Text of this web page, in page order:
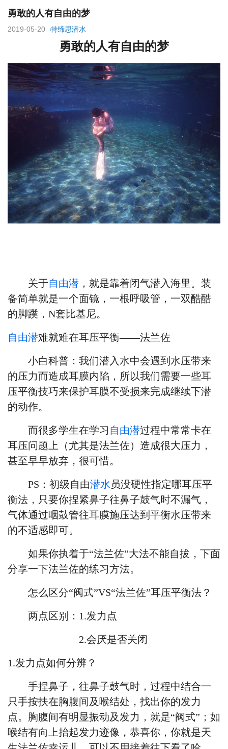
勇敢的人有自由的梦
2019-05-20 特缔思潜水
勇敢的人有自由的梦
关于自由潜 ，就是靠着闭气潜入海里。装
备简单就是一个面镜，一根呼吸管，一双酷酷
的脚蹼， N套比基尼。
自由潜难就难在耳压平衡——法兰佐
小白科普：我们潜入水中会遇到水压带来
的压力而造成耳膜内陷，所以我们需要一些耳
压平衡技巧来保护耳膜不受损来完成继续下潜
的动作。
而很多学生在学习 自由潜过程中常常卡在
耳压问题上（尤其是法兰佐）造成很大压力，
甚至早早放弃，很可惜。
PS：初级自由潜水 员没硬性指定哪耳压平
衡法，只要你捏紧鼻子往鼻子鼓气时不漏气，
气体通过咽鼓管往耳膜施压达到平衡水压带来
的不适感即可。
如果你执着于“法兰佐”大法不能自拔，下面
分享一下法兰佐的练习方法。
怎么区分“阀式”VS“法兰佐”耳压平衡法？
两点区别： 1.发力点
2.会厌是否关闭
1.发力点如何分辨？
手捏鼻子，往鼻子鼓气时，过程中结合一
只手按扶在胸腹间及喉结处，找出你的发力
点。胸腹间有明显振动及发力，就是“阀式”；如
喉结有向上抬起发力迹像，恭喜你，你就是天